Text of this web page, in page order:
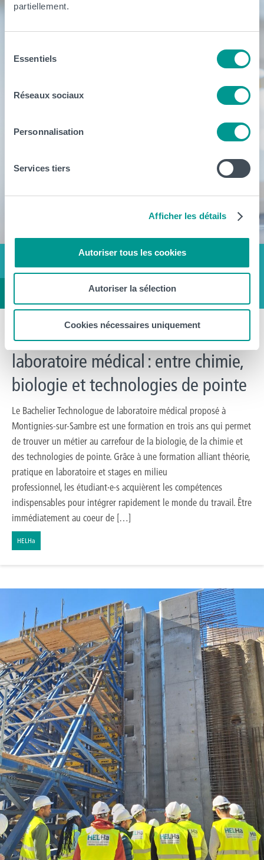
partiellement.
Essentiels
Réseaux sociaux
Personnalisation
Services tiers
Afficher les détails
Autoriser tous les cookies
Autoriser la sélection
Cookies nécessaires uniquement
Bachelier Technologue de
laboratoire médical : entre chimie,
biologie et technologies de pointe
Le Bachelier Technologue de laboratoire médical proposé à
Montignies-sur-Sambre est une formation en trois ans qui permet
de trouver un métier au carrefour de la biologie, de la chimie et
des technologies de pointe. Grâce à une formation alliant théorie,
pratique en laboratoire et stages en milieu
professionnel, les étudiant·e·s acquièrent les compétences
indispensables pour intégrer rapidement le monde du travail. Être
immédiatement au coeur de […]
HELHa